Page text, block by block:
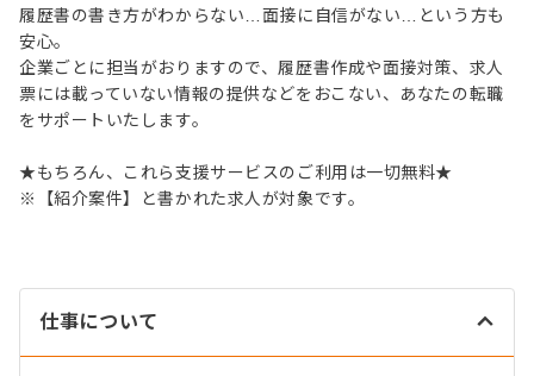
履歴書の書き方がわからない…面接に自信がない…という方も
安心。
企業ごとに担当がおりますので、履歴書作成や面接対策、求人
票には載っていない情報の提供などをおこない、あなたの転職
をサポートいたします。
★もちろん、これら支援サービスのご利用は一切無料★
※【紹介案件】と書かれた求人が対象です。
仕事について